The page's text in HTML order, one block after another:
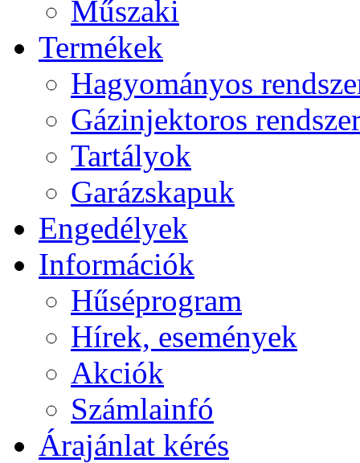
Műszaki
Termékek
Hagyományos
Gázinjektoros
Tartályok
Garázskapuk
Engedélyek
Információk
Hűséprogram
Hírek, események
Akciók
Számlainfó
Árajánlat kérés